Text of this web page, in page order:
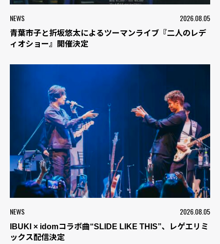
NEWS 2026.08.05
青葉市子と折坂悠太によるツーマンライブ『二人のレデ
ィオショー』開催決定
NEWS 2026.08.05
IBUKI × idomコラボ曲“SLIDE LIKE THIS”、レゲエリミ
ックス配信決定